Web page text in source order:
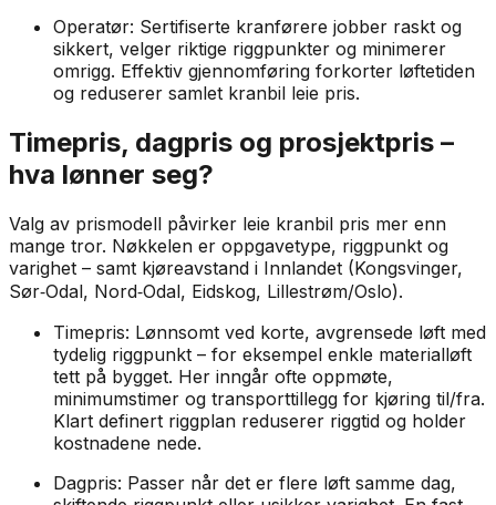
Operatør: Sertifiserte kranførere jobber raskt og
sikkert, velger riktige riggpunkter og minimerer
omrigg. Effektiv gjennomføring forkorter løftetiden
og reduserer samlet kranbil leie pris.
Timepris, dagpris og prosjektpris –
hva lønner seg?
Valg av prismodell påvirker leie kranbil pris mer enn
mange tror. Nøkkelen er oppgavetype, riggpunkt og
varighet – samt kjøreavstand i Innlandet (Kongsvinger,
Sør‑Odal, Nord‑Odal, Eidskog, Lillestrøm/Oslo).
Timepris: Lønnsomt ved korte, avgrensede løft med
tydelig riggpunkt – for eksempel enkle materialløft
tett på bygget. Her inngår ofte oppmøte,
minimumstimer og transporttillegg for kjøring til/fra.
Klart definert riggplan reduserer riggtid og holder
kostnadene nede.
Dagpris: Passer når det er flere løft samme dag,